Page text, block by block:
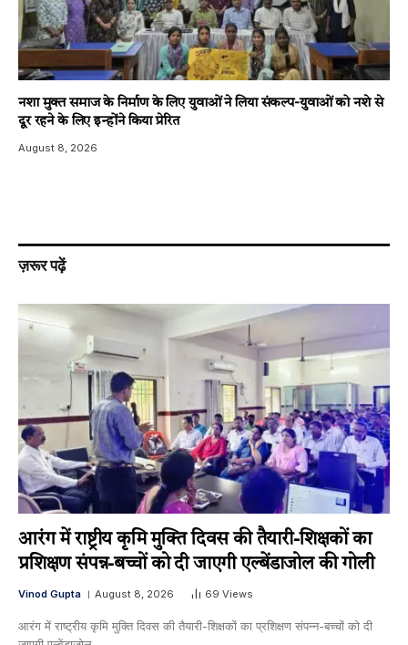
नशा मुक्त समाज के निर्माण के लिए युवाओं ने लिया संकल्प-युवाओं को नशे से
दूर रहने के लिए इन्होंने किया प्रेरित
August 8, 2026
ज़रूर पढ़ें
आरंग में राष्ट्रीय कृमि मुक्ति दिवस की तैयारी-शिक्षकों का
प्रशिक्षण संपन्न-बच्चों को दी जाएगी एल्बेंडाजोल की गोली
Vinod Gupta August 8, 2026 69 Views
आरंग में राष्ट्रीय कृमि मुक्ति दिवस की तैयारी-शिक्षकों का प्रशिक्षण संपन्न-बच्चों को दी